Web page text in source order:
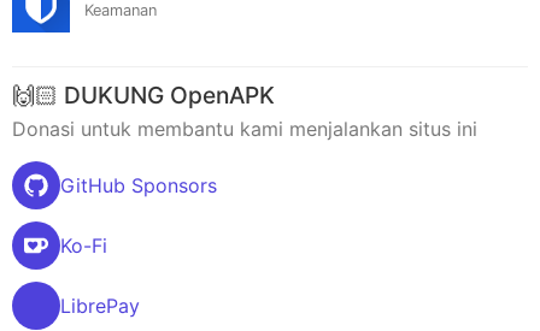
Keamanan
🙌🏻 DUKUNG OpenAPK
Donasi untuk membantu kami menjalankan situs ini
GitHub Sponsors
Ko-Fi
LibrePay